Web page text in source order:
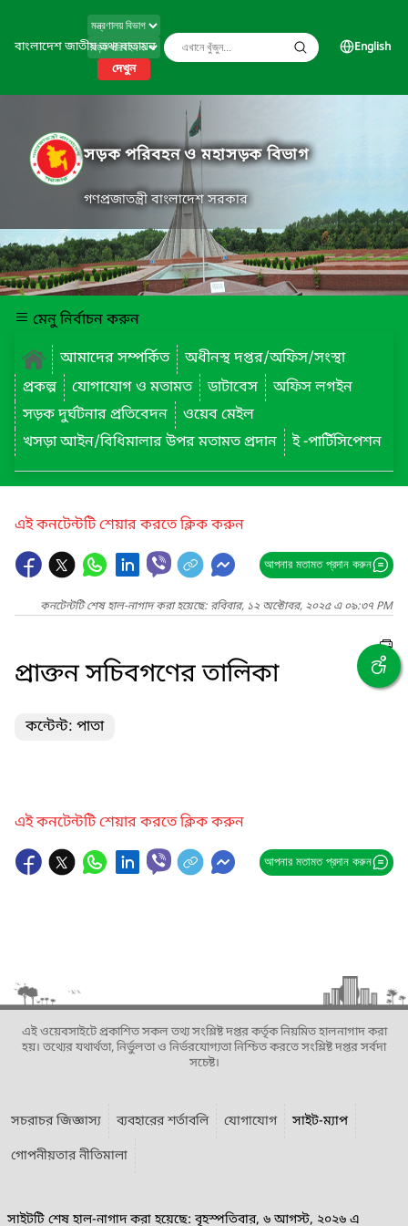
বাংলাদেশ জাতীয় তথ্য বাতায়ন
দেখুন
English
সড়ক পরিবহন ও মহাসড়ক বিভাগ
গণপ্রজাতন্ত্রী বাংলাদেশ সরকার
মেনু নির্বাচন করুন
আমাদের সম্পর্কিত
অধীনস্থ দপ্তর/অফিস/সংস্থা
প্রকল্প
যোগাযোগ ও মতামত ডাটাবেস
অফিস লগইন
সড়ক দুর্ঘটনার প্রতিবেদন
ওয়েব মেইল
খসড়া আইন/বিধিমালার উপর মতামত প্রদান
ই -পার্টিসিপেশন
এই কনটেন্টটি শেয়ার করতে ক্লিক করুন
আপনার মতামত প্রদান করুন
কনটেন্টটি শেষ হাল-নাগাদ করা হয়েছে: রবিবার, ১২ অক্টোবর, ২০২৫ এ ০৯:৩৭ PM
প্রাক্তন সচিবগণের তালিকা
কন্টেন্ট: পাতা
এই কনটেন্টটি শেয়ার করতে ক্লিক করুন
আপনার মতামত প্রদান করুন
এই ওয়েবসাইটে প্রকাশিত সকল তথ্য সংশ্লিষ্ট দপ্তর কর্তৃক নিয়মিত হালনাগাদ করা
হয়। তথ্যের যথার্থতা, নির্ভুলতা ও নির্ভরযোগ্যতা নিশ্চিত করতে সংশ্লিষ্ট দপ্তর সর্বদা
সচেষ্ট।
সচরাচর জিজ্ঞাস্য ব্যবহারের শর্তাবলি যোগাযোগ
সাইট-ম্যাপ
গোপনীয়তার নীতিমালা
সাইটটি শেষ হাল-নাগাদ করা হয়েছে: বৃহস্পতিবার, ৬ আগস্ট, ২০২৬ এ